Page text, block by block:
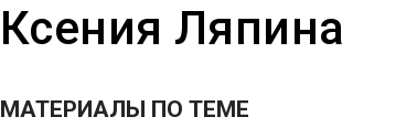
Ксения Ляпина
МАТЕРИАЛЫ ПО ТЕМЕ